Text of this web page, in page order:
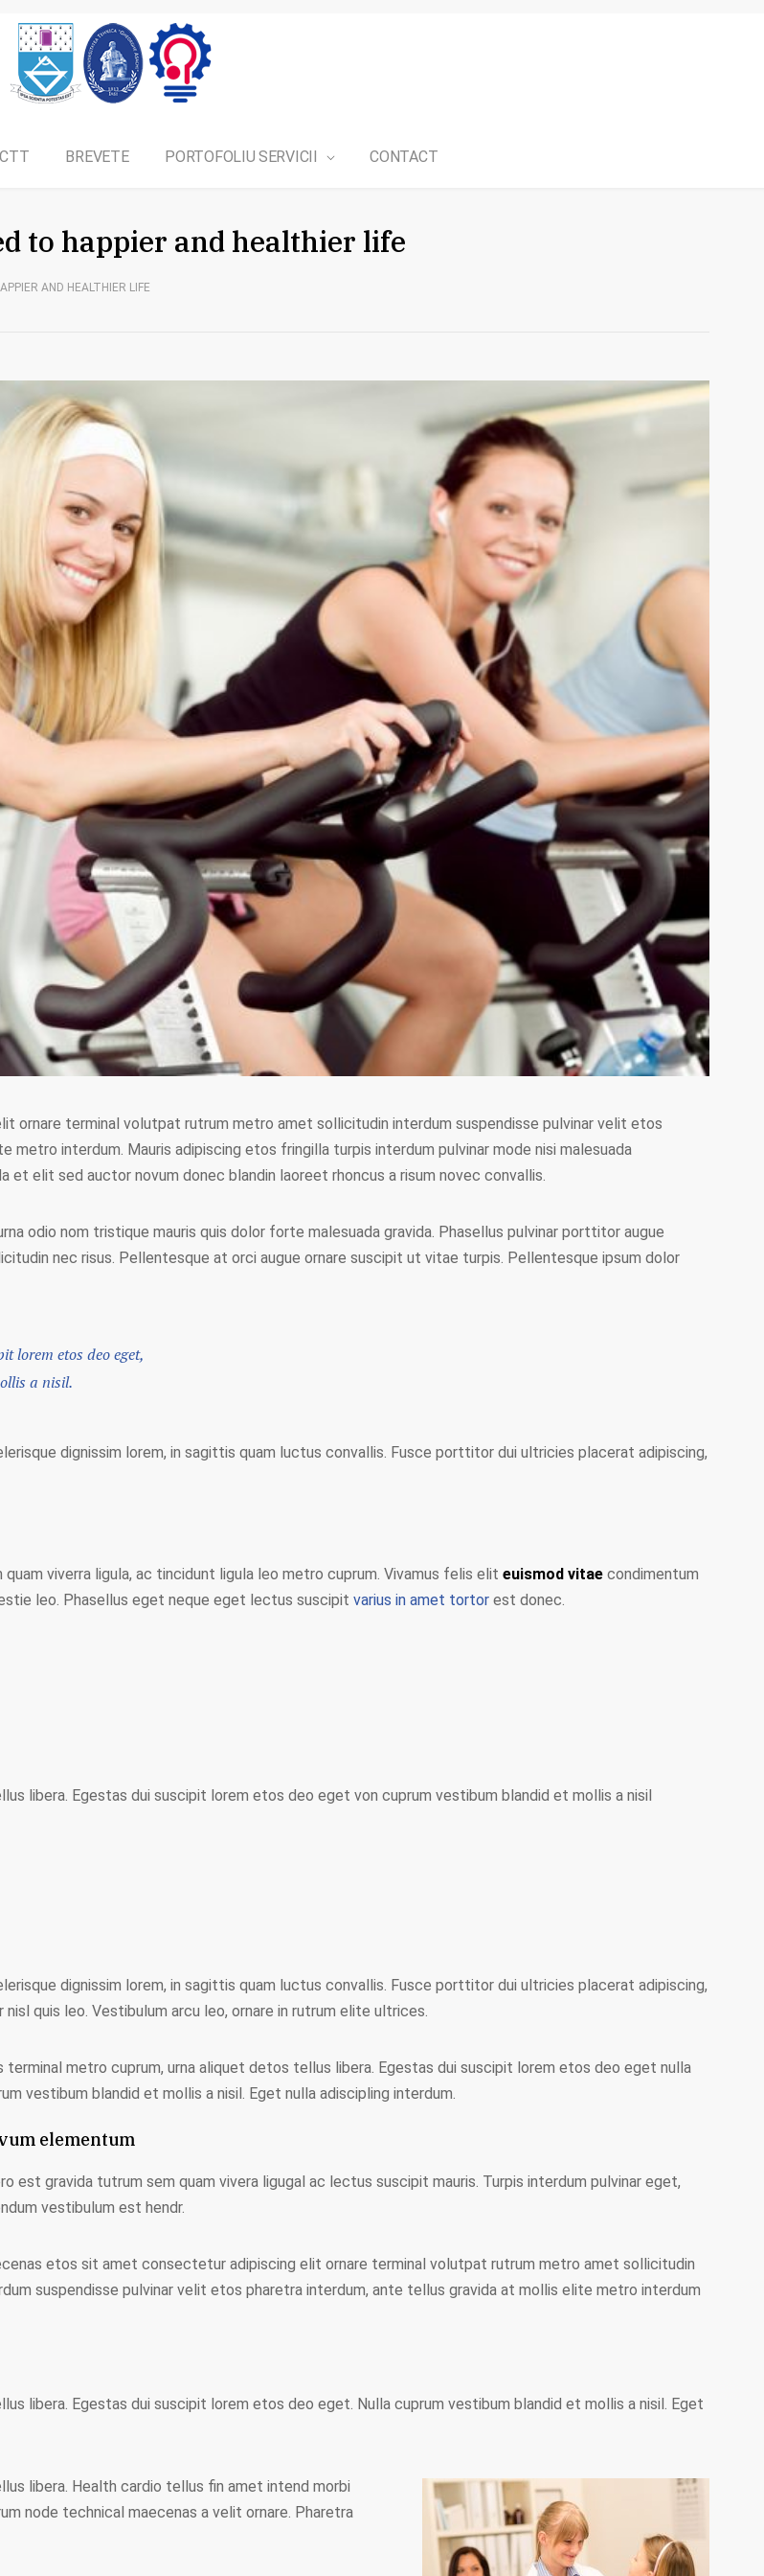
BREVETE PORTOFOLIU SERVICII CONTACT
to happier and healthier life
AND HEALTHIER LIFE
ornare terminal volutpat rutrum metro amet sollicitudin interdum suspendisse pulvinar velit etos
metro interdum. Mauris adipiscing etos fringilla turpis interdum pulvinar mode nisi malesuada
elit sed auctor novum donec blandin laoreet rhoncus a risum novec convallis.
odio nom tristique mauris quis dolor forte malesuada gravida. Phasellus pulvinar porttitor augue
nec risus. Pellentesque at orci augue ornare suscipit ut vitae turpis. Pellentesque ipsum dolor
lorem etos deo eget,
a nisil.
dignissim lorem, in sagittis quam luctus convallis. Fusce porttitor dui ultricies placerat adipiscing,
viverra ligula, ac tincidunt ligula leo metro cuprum. Vivamus felis elit euismod vitae condimentum
leo. Phasellus eget neque eget lectus suscipit varius in amet tortor est donec.
libera. Egestas dui suscipit lorem etos deo eget von cuprum vestibum blandid et mollis a nisil
dignissim lorem, in sagittis quam luctus convallis. Fusce porttitor dui ultricies placerat adipiscing,
quis leo. Vestibulum arcu leo, ornare in rutrum elite ultrices.
terminal metro cuprum, urna aliquet detos tellus libera. Egestas dui suscipit lorem etos deo eget nulla
vestibum blandid et mollis a nisil. Eget nulla adiscipling interdum.
elementum
est gravida tutrum sem quam vivera ligugal ac lectus suscipit mauris. Turpis interdum pulvinar eget,
vestibulum est hendr.
etos sit amet consectetur adipiscing elit ornare terminal volutpat rutrum metro amet sollicitudin
suspendisse pulvinar velit etos pharetra interdum, ante tellus gravida at mollis elite metro interdum
libera. Egestas dui suscipit lorem etos deo eget. Nulla cuprum vestibum blandid et mollis a nisil. Eget
libera. Health cardio tellus fin amet intend morbi
node technical maecenas a velit ornare. Pharetra